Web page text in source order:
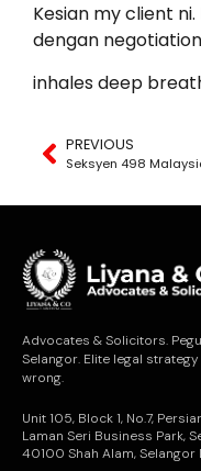
Kesian my client
dengan
inhales deep
PREVIOUS
Advocates & Solicitors.
Selangor. Elite legal
wrong.
Unit 105, Block 1, No.7,
Laman Seri Business Park,
40100 Shah Alam, Selangor